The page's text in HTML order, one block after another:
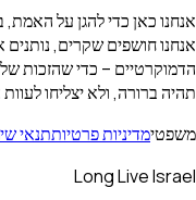
כדי להגן על האמת,
שקרים, נותנים את
– כדי שהזכות של
ולא יצליחו לעוות אותה
מדיניות פרטיותתנאי שימוש
Long